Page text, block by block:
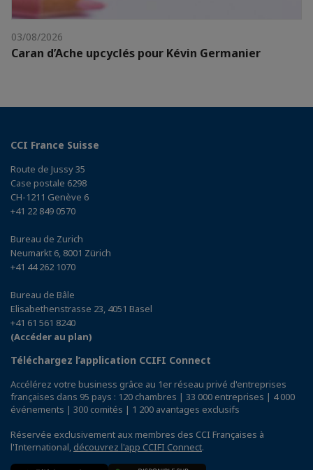
03/08/2026
Caran d’Ache upcyclés pour Kévin Germanier
CCI France Suisse
Route de Jussy 35
Case postale 6298
CH-1211 Genève 6
+41 22 849 0570
Bureau de Zurich
Neumarkt 6, 8001 Zürich
+41 44 262 1070
Bureau de Bâle
Elisabethenstrasse 23, 4051 Basel
+41 61 561 8240
(Accéder au plan)
Téléchargez l’application CCIFI Connect
Accélérez votre business grâce au 1er réseau privé d'entreprises
françaises dans 95 pays : 120 chambres | 33 000 entreprises | 4 000
événements | 300 comités | 1 200 avantages exclusifs
Réservée exclusivement aux membres des CCI Françaises à
l'International, découvrez l'app CCIFI Connect.